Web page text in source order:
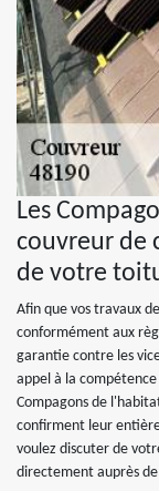
Les
couvreur de
de votre
Afin que vos travaux
conformément aux
garantie contre les
appel à la
Compagons de
confirment leur
voulez discuter de
directement auprès